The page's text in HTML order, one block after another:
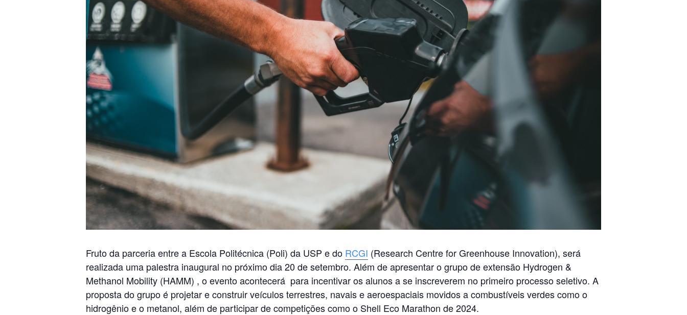
Fruto da parceria entre a Escola Politécnica (Poli) da USP e do RCGI (Research Centre for Greenhouse Innovation), será
realizada uma palestra inaugural no próximo dia 20 de setembro. Além de apresentar o grupo de extensão Hydrogen &
Methanol Mobility (HAMM) , o evento acontecerá para incentivar os alunos a se inscreverem no primeiro processo seletivo. A
proposta do grupo é projetar e construir veículos terrestres, navais e aeroespaciais movidos a combustíveis verdes como o
hidrogênio e o metanol, além de participar de competições como o Shell Eco Marathon de 2024.